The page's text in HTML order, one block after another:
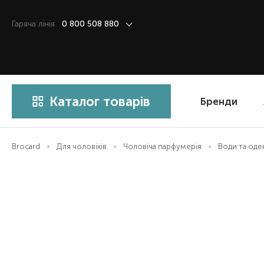
Гаряча лiнiя 0 800 508 880
Каталог товарів Бренди
Brocard Для чоловіків Чоловіча парфумерія Води та